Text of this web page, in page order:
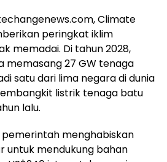
Climate
peringkat iklim
memadai. Di tahun 2028,
memasang 27 GW tenaga
satu dari lima negara di dunia
listrik tenaga batu
lalu.
pemerintah menghabiskan
untuk mendukung bahan